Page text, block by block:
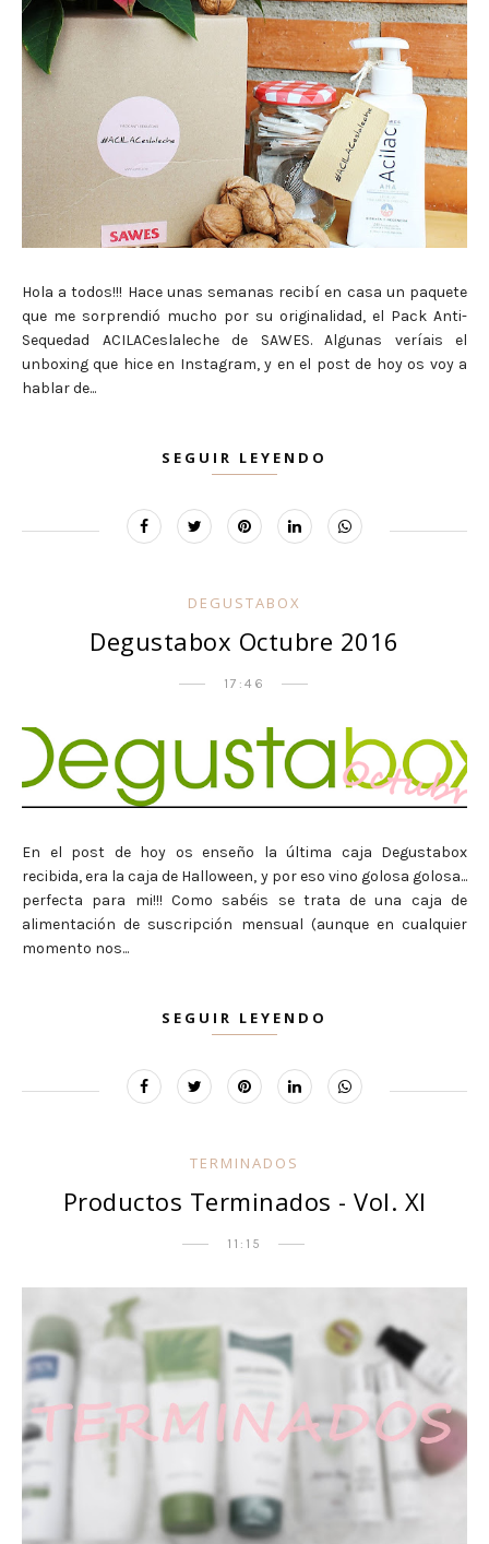
Hola a todos!!! Hace unas semanas recibí en casa un paquete
que me sorprendió mucho por su originalidad, el Pack Anti-
Sequedad ACILACeslaleche de SAWES. Algunas veríais el
unboxing que hice en Instagram, y en el post de hoy os voy a
hablar de...
SEGUIR LEYENDO
DEGUSTABOX
Degustabox Octubre 2016
17:46
En el post de hoy os enseño la última caja Degustabox
recibida, era la caja de Halloween, y por eso vino golosa golosa...
perfecta para mi!!! Como sabéis se trata de una caja de
alimentación de suscripción mensual (aunque en cualquier
momento nos...
SEGUIR LEYENDO
TERMINADOS
Productos Terminados - Vol. XI
11:15